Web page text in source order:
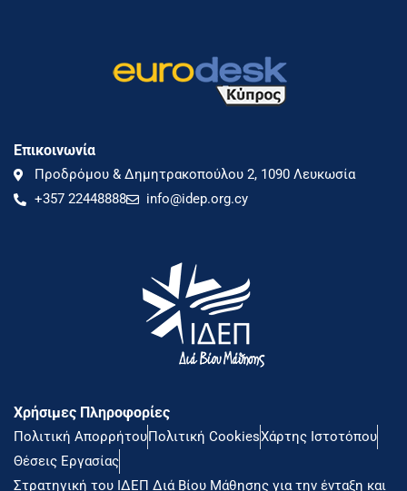
Επικοινωνία
Προδρόμου & Δημητρακοπούλου 2, 1090 Λευκωσία
+357 22448888
info@idep.org.cy
Χρήσιμες Πληροφορίες
Πολιτική ΑπορρήτουΠολιτική CookiesΧάρτης Ιστοτόπου
Θέσεις Εργασίας
Στρατηγική του ΙΔΕΠ Διά Βίου Μάθησης για την ένταξη και